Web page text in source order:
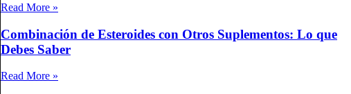
Read More »
Combinación de Esteroides con Otros Suplementos: Lo que
Debes Saber
Read More »